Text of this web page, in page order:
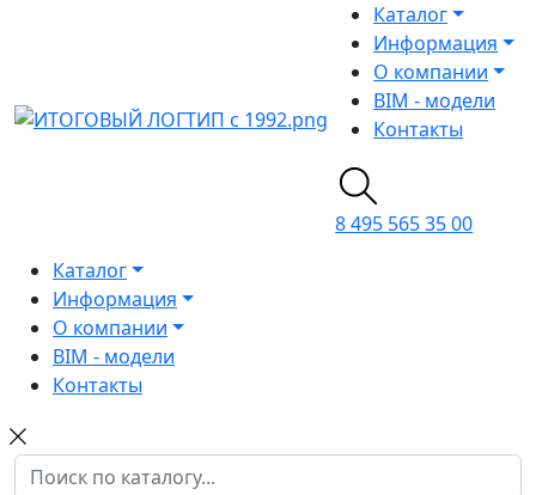
Каталог
Информация
О компании
BIM - модели
Контакты
8 495 565 35 00
Каталог
Информация
О компании
BIM - модели
Контакты